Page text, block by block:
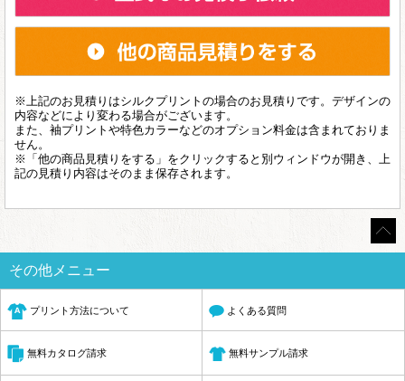
※上記のお見積りはシルクプリントの場合のお見積りです。デザインの
内容などにより変わる場合がございます。
また、袖プリントや特色カラーなどのオプション料金は含まれておりま
せん。
※「他の商品見積りをする」をクリックすると別ウィンドウが開き、上
記の見積り内容はそのまま保存されます。
その他メニュー
プリント方法について よくある質問
無料カタログ請求 無料サンプル請求